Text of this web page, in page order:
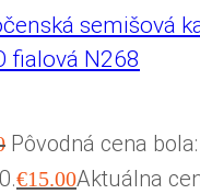
semišová
fialová N268
Pôvodná cena bola:
€15.00Aktuálna